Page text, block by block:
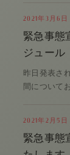
2021年3月6日
緊急事態
ジュール
昨日発表さ
間について
2021年2月5日
緊急事態